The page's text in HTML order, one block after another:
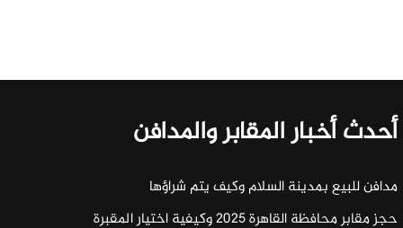
أحدث أخبار المقابر والمدافن
مدافن للبيع بمدينة السلام وكيف يتم شراؤها
حجز مقابر محافظة القاهرة 2025 وكيفية اختيار المقبرة